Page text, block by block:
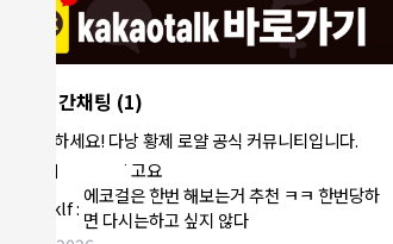
실시간채팅 (1)
안녕하세요! 다낭 황제 로얄 공식 커뮤니티입니다.
8/5/2026
NY런던파
리
:다낭 에코걸 여기서 예약 가능한가
요?
3군:에코걸 좀 조심 하는게 좋음
NY런던파리 :저도 많이 들었습니다 ㅋㅋ
NY런던파
리
:에코걸 하는 놈들 있으면 다 조지려
고요
sklf: 에코걸은 한번 해보는거 추천 ㅋㅋ 한번당하
면 다시는하고 싶지 않다